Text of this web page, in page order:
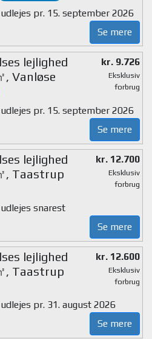
pr. 15. september 2026
Se mere
lejlighed
, Vanløse
kr. 9.726
Eksklusiv
forbrug
pr. 15. september 2026
Se mere
lejlighed
, Taastrup
kr. 12.700
Eksklusiv
forbrug
snarest
Se mere
lejlighed
, Taastrup
kr. 12.600
Eksklusiv
forbrug
pr. 31. august 2026
Se mere